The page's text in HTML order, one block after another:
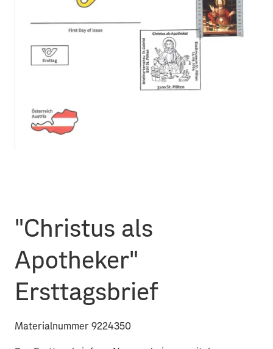
"Christus als
Apotheker"
Ersttagsbrief
Materialnummer 9224350